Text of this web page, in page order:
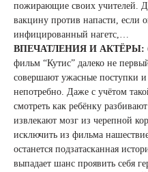
пожирающие своих учителей.
вакцину против напасти, если
инфицированный нагетс,…
ВПЕЧАТЛЕНИЯ И АКТЁРЫ:
фильм “Кутис” далеко не
совершают ужасные поступки и
непотребно. Даже с учётом
смотреть как ребёнку
извлекают мозг из черепной
исключить из фильма
останется подзатасканная
выпадает шанс проявить себя